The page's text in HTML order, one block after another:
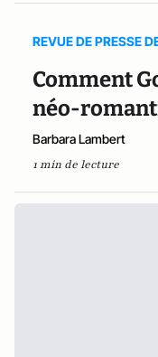
REVUE DE PRESSE
Comment
néo-
Barbara Lambert
1 min de lecture